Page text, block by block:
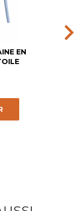
EN
chevron_right